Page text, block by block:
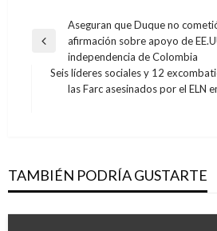
Navegación
de
entradas
Entrada
anterior
Aseguran que Duque no
afirmación sobre apoyo de
independencia de Colombia
Entrada
Seis líderes sociales y 12
las Farc asesinados por el ELN
TAMBIÉN PODRÍA GUSTARTE